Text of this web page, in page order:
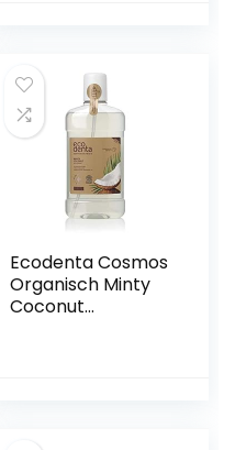
vliegreizen, 95 ml
Ecodenta Cosmos
Organisch Minty
Coconut